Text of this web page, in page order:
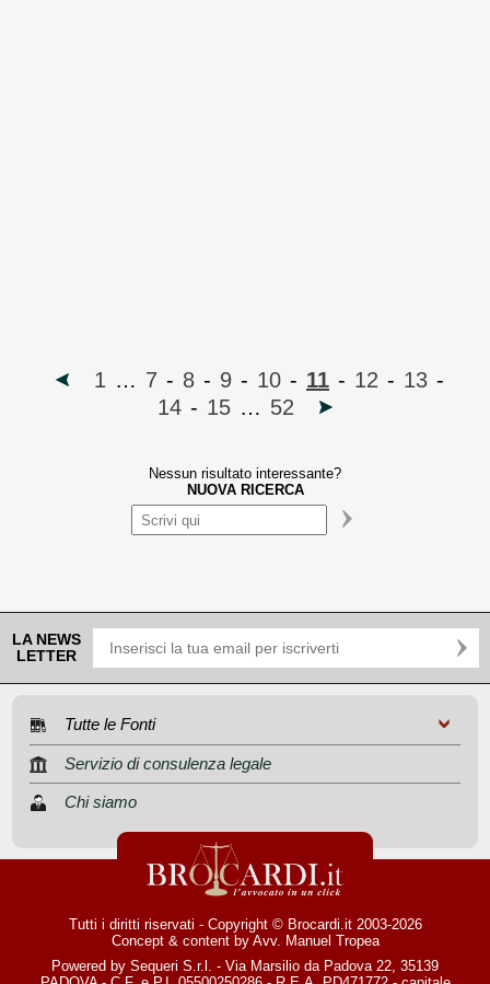
1 … 7 - 8 - 9 - 10 - 11 - 12 - 13 -
14 - 15 … 52
Nessun risultato interessante?
NUOVA RICERCA
LA NEWS
LETTER
Tutte le Fonti
Servizio di consulenza legale
Chi siamo
Tutti i diritti riservati - Copyright © Brocardi.it 2003-2026
Concept & content by Avv. Manuel Tropea
Powered by Sequeri S.r.l. - Via Marsilio da Padova 22, 35139